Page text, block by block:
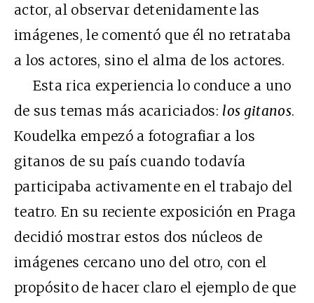
actor, al observar detenidamente las
imágenes, le comentó que él no retrataba
a los actores, sino el alma de los actores.
Esta rica experiencia lo conduce a uno
de sus temas más acariciados: los gitanos.
Koudelka empezó a fotografiar a los
gitanos de su país cuando todavía
participaba activamente en el trabajo del
teatro. En su reciente exposición en Praga
decidió mostrar estos dos núcleos de
imágenes cercano uno del otro, con el
propósito de hacer claro el ejemplo de que